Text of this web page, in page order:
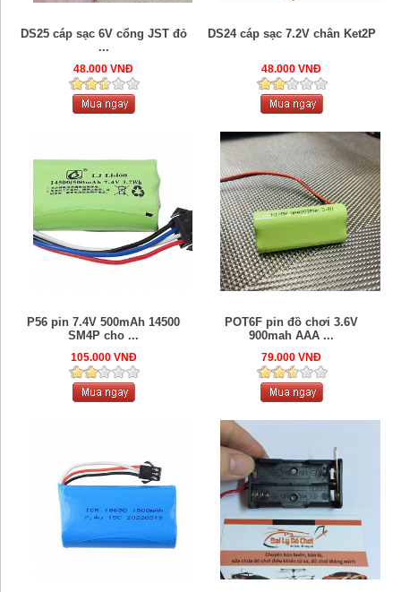
DS25 cáp sạc 6V cổng JST đỏ
...
48.000 VNĐ
DS24 cáp sạc 7.2V chân Ket2P
48.000 VNĐ
P56 pin 7.4V 500mAh 14500
SM4P cho ...
105.000 VNĐ
POT6F pin đồ chơi 3.6V
900mah AAA ...
79.000 VNĐ